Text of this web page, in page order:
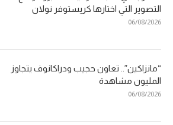
التصوير التي اختارها كريستوفر نولان
06/08/2026
“مانزاكين”.. تعاون حجيب ودراكانوف يتجاوز
المليون مشاهدة
06/08/2026